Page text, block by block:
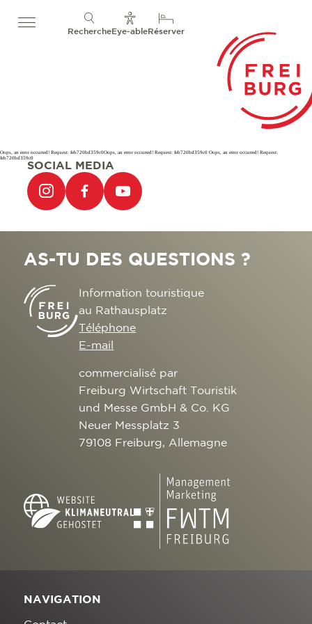
RechercheEye-ableRéserver
Oops, an error occurred! Request: feb720bd359c0Oops, an error occurred! Request: feb720bd359c0 Oops, an error occurred! Request:
feb720bd359c0
SOCIAL MEDIA
AS-TU DES QUESTIONS ?
Information touristique
au Rathausplatz
Téléphone
E-mail
commercialisé par
Freiburg Wirtschaft Touristik
und Messe GmbH & Co. KG
Neuer Messplatz 3
79108 Freiburg, Allemagne
NAVIGATION